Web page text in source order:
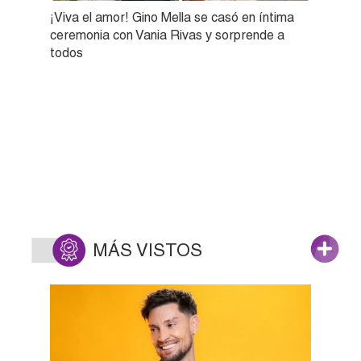
¡Viva el amor! Gino Mella se casó en íntima
ceremonia con Vania Rivas y sorprende a
todos
MÁS VISTOS